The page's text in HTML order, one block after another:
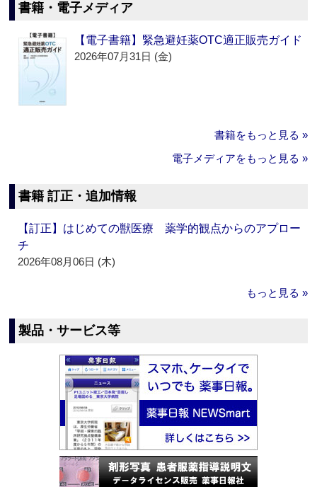
書籍・電子メディア
【電子書籍】緊急避妊薬OTC適正販売ガイド
2026年07月31日 (金)
書籍をもっと見る »
電子メディアをもっと見る »
書籍 訂正・追加情報
【訂正】はじめての獣医療 薬学的観点からのアプロー
チ
2026年08月06日 (木)
もっと見る »
製品・サービス等